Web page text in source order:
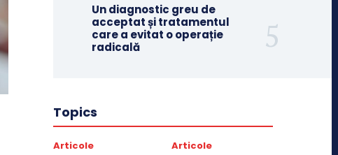
Un diagnostic greu de
acceptat și tratamentul
care a evitat o operație
radicală
Topics
Articole Articole